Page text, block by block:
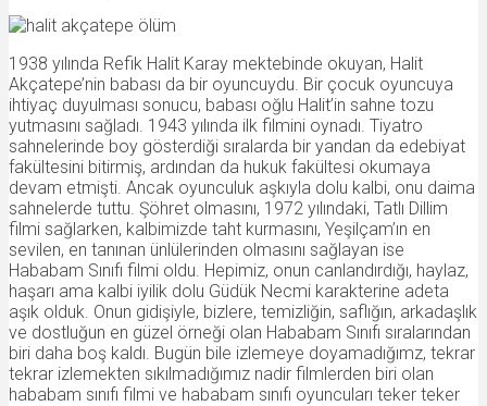
1938 yılında Refik Halit Karay mektebinde okuyan, Halit
Akçatepe’nin babası da bir oyuncuydu. Bir çocuk oyuncuya
ihtiyaç duyulması sonucu, babası oğlu Halit’in sahne tozu
yutmasını sağladı. 1943 yılında ilk filmini oynadı. Tiyatro
sahnelerinde boy gösterdiği sıralarda bir yandan da edebiyat
fakültesini bitirmiş, ardından da hukuk fakültesi okumaya
devam etmişti. Ancak oyunculuk aşkıyla dolu kalbi, onu daima
sahnelerde tuttu. Şöhret olmasını, 1972 yılındaki, Tatlı Dillim
filmi sağlarken, kalbimizde taht kurmasını, Yeşilçam’ın en
sevilen, en tanınan ünlülerinden olmasını sağlayan ise
Hababam Sınıfı filmi oldu. Hepimiz, onun canlandırdığı, haylaz,
haşarı ama kalbi iyilik dolu Güdük Necmi karakterine adeta
aşık olduk. Onun gidişiyle, bizlere, temizliğin, saflığın, arkadaşlık
ve dostluğun en güzel örneği olan Hababam Sınıfı sıralarından
biri daha boş kaldı. Bugün bile izlemeye doyamadığımz, tekrar
tekrar izlemekten sıkılmadığımız nadir filmlerden biri olan
hababam sınıfı filmi ve hababam sınıfı oyuncuları teker teker